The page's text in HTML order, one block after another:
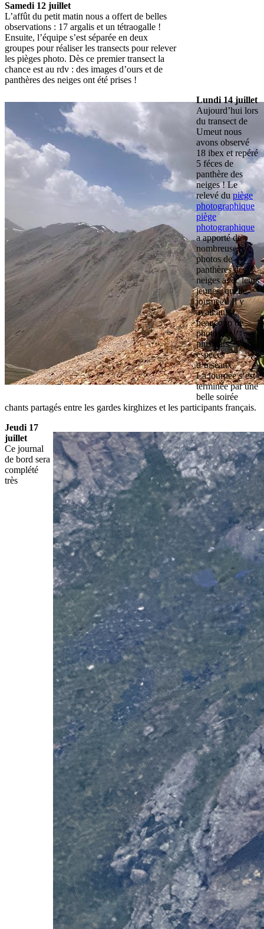
Samedi 12 juillet
L’affût du petit matin nous a offert de belles
observations : 17 argalis et un tétraogalle !
Ensuite, l’équipe s’est séparée en deux
groupes pour réaliser les transects pour relever
les pièges photo. Dès ce premier transect la
chance est au rdv : des images d’ours et de
panthères des neiges ont été prises !
Lundi 14 juillet
Aujourd’hui lors
du transect de
Umeut nous
avons observé
18 ibex et repéré
5 féces de
panthère des
neiges ! Le
relevé du piège
photographique
piège
photographique
a apporté de
nombreuses
photos de
panthères des
neiges avec leurs
jeunes, quelle
journée ! Il y
avait aussi
beaucoup de
photos de
plusieurs
espèces
d’oiseaux.
La journée s’est
terminée par une
belle soirée
chants partagés entre les gardes kirghizes et les participants français.
Jeudi 17
juillet
Ce journal
de bord sera
complété
très